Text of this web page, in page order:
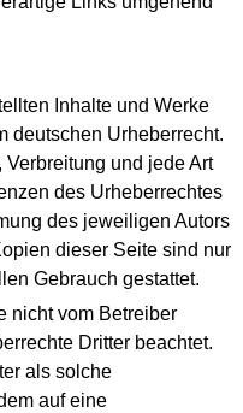
Inhalte und Werke
deutschen Urheberrecht.
und jede Art
des Urheberrechtes
des jeweiligen Autors
dieser Seite sind nur
Gebrauch gestattet.
nicht vom Betreiber
Dritter beachtet.
als solche
auf eine